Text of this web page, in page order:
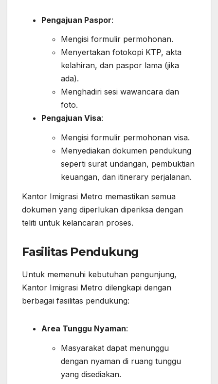
Pengajuan Paspor:
Mengisi formulir permohonan.
Menyertakan fotokopi KTP, akta
kelahiran, dan paspor lama (jika
ada).
Menghadiri sesi wawancara dan
foto.
Pengajuan Visa:
Mengisi formulir permohonan visa.
Menyediakan dokumen pendukung
seperti surat undangan, pembuktian
keuangan, dan itinerary perjalanan.
Kantor Imigrasi Metro memastikan semua
dokumen yang diperlukan diperiksa dengan
teliti untuk kelancaran proses.
Fasilitas Pendukung
Untuk memenuhi kebutuhan pengunjung,
Kantor Imigrasi Metro dilengkapi dengan
berbagai fasilitas pendukung:
Area Tunggu Nyaman:
Masyarakat dapat menunggu
dengan nyaman di ruang tunggu
yang disediakan.